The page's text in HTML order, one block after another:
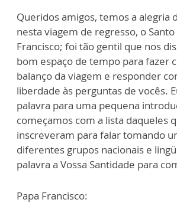
Queridos amigos, temos a alegria
nesta viagem de regresso, o Santo
Francisco; foi tão gentil que nos
bom espaço de tempo para fazer
balanço da viagem e responder
liberdade às perguntas de vocês.
palavra para uma pequena
começamos com a lista daqueles
inscreveram para falar tomando
diferentes grupos nacionais e
palavra a Vossa Santidade para
Papa Francisco: